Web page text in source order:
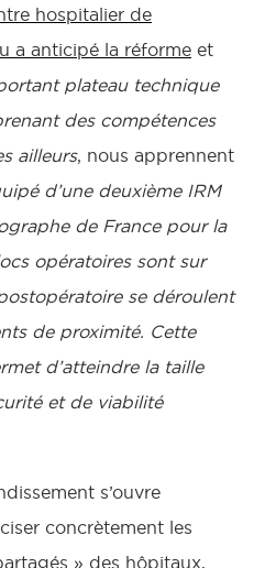
hospitalier de
a anticipé la réforme et
plateau technique
des compétences
ailleurs, nous apprennent
d’une deuxième IRM
de France pour la
opératoires sont sur
se déroulent
de proximité. Cette
d’atteindre la taille
et de viabilité
s’ouvre
concrètement les
» des hôpitaux,